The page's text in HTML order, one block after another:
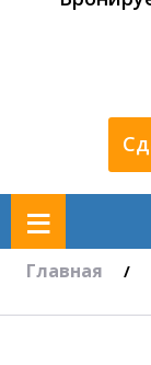
≡
Главная /